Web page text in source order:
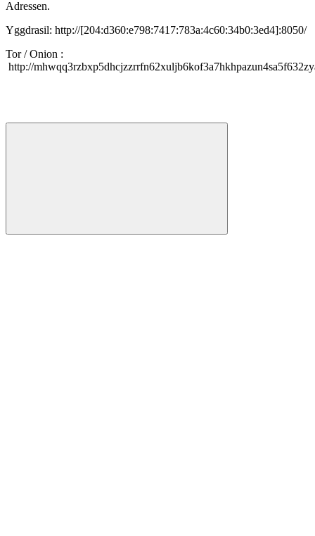
Adressen.
Yggdrasil: http://[204:d360:e798:7417:783a:4c60:34b0:3ed4]:8050/
Tor / Onion :
http://